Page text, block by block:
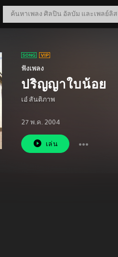
ฟังเพลง
ปริญญาใบน้อย
เอ๋ สันติภาพ
27 พ.ค. 2004
เล่น